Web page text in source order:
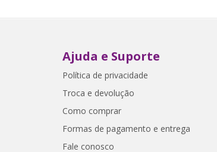
Ajuda e Suporte
Política de privacidade
Troca e devolução
Como comprar
Formas de pagamento e entrega
Fale conosco